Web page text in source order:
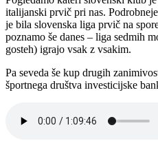
italijanski prvič pri nas.
je bila slovenska liga prvič na
poznamo še danes – liga sedmih
gosteh) igrajo vsak z vsakim.
Pa seveda še kup drugih
športnega društva investicijske